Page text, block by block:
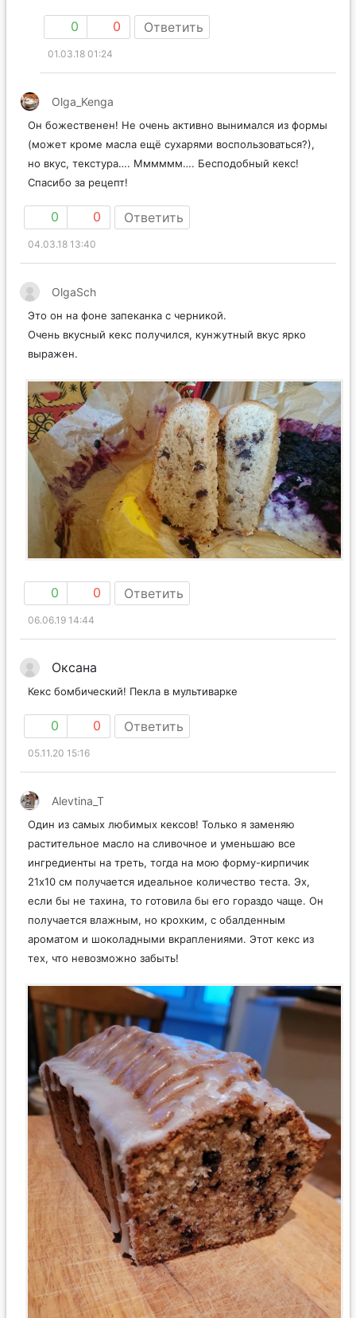
0 0 Ответить
01.03.18 01:24
Olga_Kenga
Он божественен! Не очень активно вынимался из формы
(может кроме масла ещё сухарями воспользоваться?),
но вкус, текстура…. Мммммм…. Бесподобный кекс!
Спасибо за рецепт!
0 0 Ответить
04.03.18 13:40
OlgaSch
Это он на фоне запеканка с черникой.
Очень вкусный кекс получился, кунжутный вкус ярко
выражен.
0 0 Ответить
06.06.19 14:44
Оксана
Кекс бомбический! Пекла в мультиварке
0 0 Ответить
05.11.20 15:16
Alevtina_T
Один из самых любимых кексов! Только я заменяю
растительное масло на сливочное и уменьшаю все
ингредиенты на треть, тогда на мою форму-кирпичик
21х10 см получается идеальное количество теста. Эх,
если бы не тахина, то готовила бы его гораздо чаще. Он
получается влажным, но крохким, с обалденным
ароматом и шоколадными вкраплениями. Этот кекс из
тех, что невозможно забыть!